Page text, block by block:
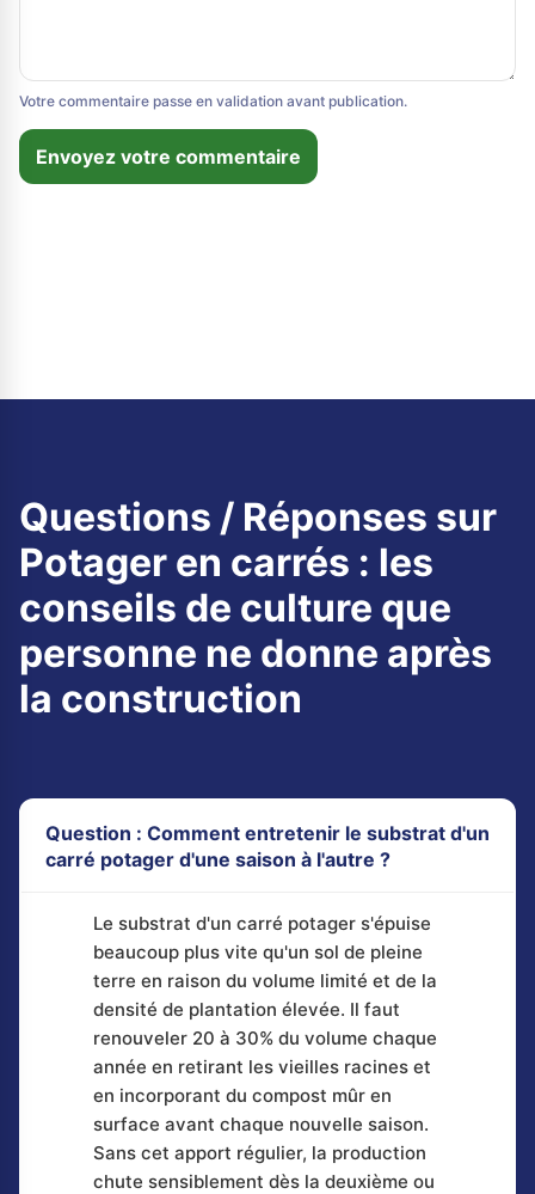
Votre commentaire passe en validation avant publication.
Envoyez votre commentaire
Questions / Réponses sur
Potager en carrés : les
conseils de culture que
personne ne donne après
la construction
Question : Comment entretenir le substrat d'un
carré potager d'une saison à l'autre ?
Le substrat d'un carré potager s'épuise
beaucoup plus vite qu'un sol de pleine
terre en raison du volume limité et de la
densité de plantation élevée. Il faut
renouveler 20 à 30% du volume chaque
année en retirant les vieilles racines et
en incorporant du compost mûr en
surface avant chaque nouvelle saison.
Sans cet apport régulier, la production
chute sensiblement dès la deuxième ou